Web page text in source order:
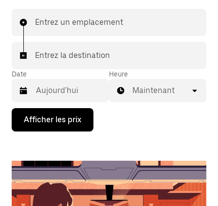
Entrez un emplacement
Entrez la destination
Date
Appuyez
la
bas
interagir
avec
Heure
Maintenant
Afficher les prix